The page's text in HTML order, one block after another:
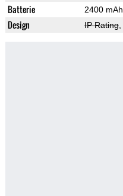
Batterie 2400 mAh
Design IP Rating,